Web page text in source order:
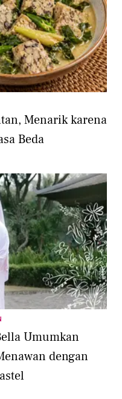
Menarik karena
Beda
Umumkan
dengan